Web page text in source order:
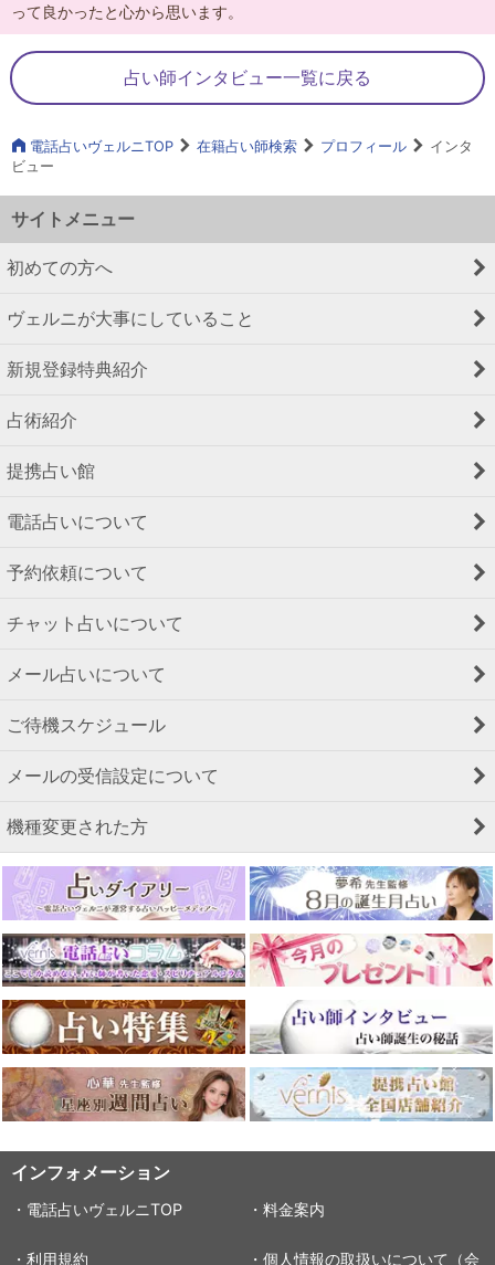
って良かったと心から思います。
占い師インタビュー一覧に戻る
電話占いヴェルニTOP 在籍占い師検索 プロフィール
インタ
ビュー
サイトメニュー
初めての方へ
ヴェルニが大事にしていること
新規登録特典紹介
占術紹介
提携占い館
電話占いについて
予約依頼について
チャット占いについて
メール占いについて
ご待機スケジュール
メールの受信設定について
機種変更された方
インフォメーション
・電話占いヴェルニTOP ・料金案内
・利用規約 ・個人情報の取扱いについて（会